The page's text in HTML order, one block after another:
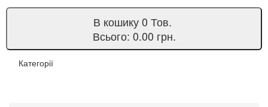
В кошику0 Тов.
Всього: 0.00 грн.
Категорії